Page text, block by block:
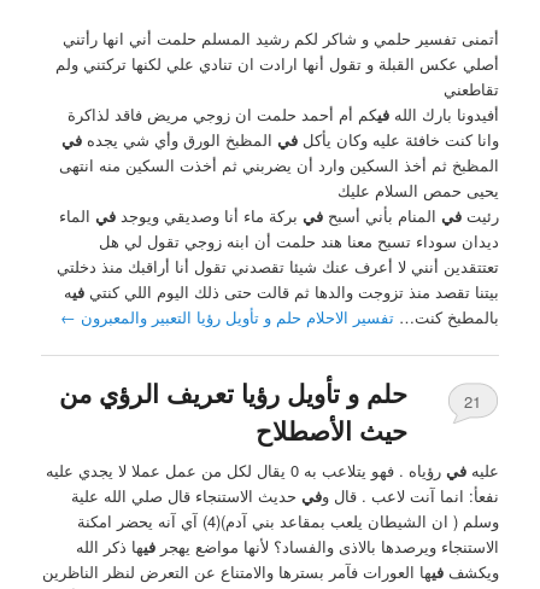
أتمنى تفسير حلمي و شاكر لكم رشيد المسلم حلمت أني انها رأتني
أصلي عكس القبلة و تقول أنها ارادت ان تنادي علي لكنها تركتني ولم
تقاطعني
أفيدونا بارك اللهفيكم أم أحمد حلمت ان زوجي مريض فاقد لذاكرة
وانا كنت خافئة عليه وكان يأكلفي المظبخ الورق وأي شي يجدهفي
المظبخ ثم أخذ السكين وارد أن يضربني ثم أخذت السكين منه انتهى
يحيى حمص السلام عليك
رئيتفي المنام بأني أسبحفي بركة ماء أنا وصديقي ويوجدفي الماء
ديدان سوداء تسبح معنا هند حلمت أن ابنه زوجي تقول لي هل
تعتتقدين أنني لا أعرف عنك شيئا تقصدني تقول أنا أراقبك منذ دخلتي
بيتنا تقصد منذ تزوجت والدها ثم قالت حتى ذلك اليوم اللي كنتيفيه
بالمطبخ كنت…تفسير الاحلام حلم و تأويل رؤيا التعبير والمعبرون ←
حلم و تأويل رؤيا تعريف الرؤي من
حيث الأصطلاح
21
عليهفي
رؤياه . فهو يتلاعب به 0 ‏يقال لكل من عمل عملا لا يجدي عليه
نفعأ: انما آنت لاعب . قال وفي حديث الاستنجاء قال صلي الله علية
وسلم ( ان الشيطان يلعب بمقاعد بني آدم)(4) آي آنه يحضر امكنة
الاستنجاء ويرصدها بالاذى والفساد؟ لأنها مواضع يهجرفيها ذكر الله
ويكشففيها العورات فآمر بسترها والامتناع عن التعرض لنظر الناظرين